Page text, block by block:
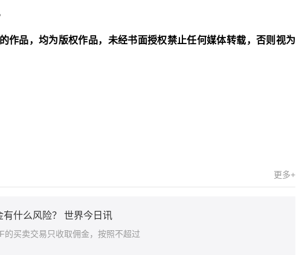
作品，均为版权作品，未经书面授权禁止任何媒体转载，否则视为
更多+
什么风险？ 世界今日讯
买卖交易只收取佣金，按照不超过